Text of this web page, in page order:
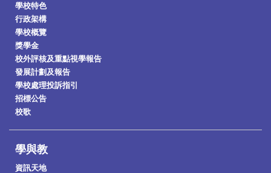
學校特色
行政架構
學校概覽
獎學金
校外評核及重點視學報告
發展計劃及報告
學校處理投訴指引
招標公告
校歌
學與教
資訊天地